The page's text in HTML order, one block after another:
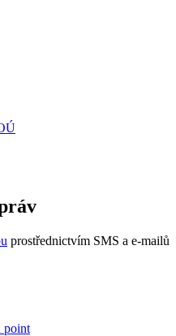
prostřednictvím SMS a e-mailů